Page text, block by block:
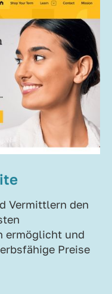
Vermittlern den
ermöglicht und
Preise